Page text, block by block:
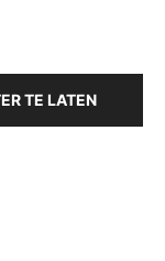
TE LATEN